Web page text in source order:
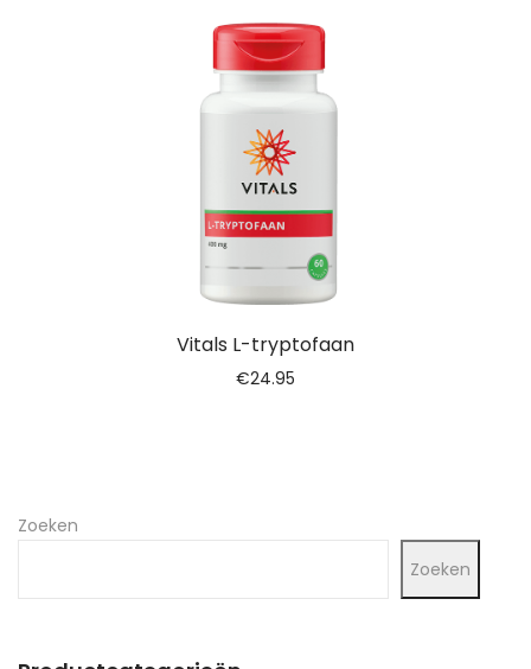
Vitals L-tryptofaan
€24.95
Zoeken
Zoeken